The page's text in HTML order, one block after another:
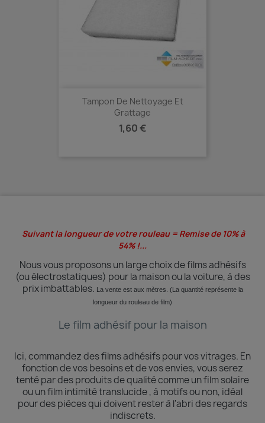
Tampon De Nettoyage Et
Grattage
Prix
1,60 €
Suivant la longueur de votre rouleau = Remise de 10% à
54% !...
Nous vous proposons un large choix de films adhésifs
(ou électrostatiques) pour la maison ou la voiture, à des
prix imbattables.
La vente est aux mètres. (La quantité représentela
longueur du rouleau de film)
Le film adhésif pour la maison
Ici, commandez des films adhésifs pour vos vitrages. En
fonction de vos besoins et de vos envies, vous serez
tenté par des produits de qualité comme un film solaire
ou un film intimité translucide , à motifs ou non, idéal
pour des pièces qui doivent rester à l'abri des regards
indiscrets.